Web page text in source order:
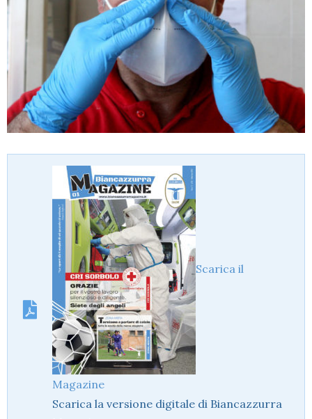
Scarica il
Magazine
Scarica la versione digitale di Biancazzurra